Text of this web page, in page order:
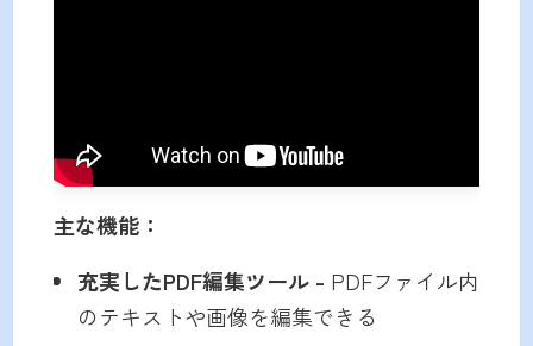
主な機能：
充実したPDF編集ツール - PDFファイル内
のテキストや画像を編集できる